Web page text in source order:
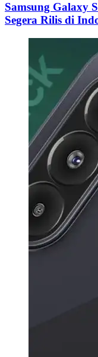
Samsung Galaxy
Segera Rilis di